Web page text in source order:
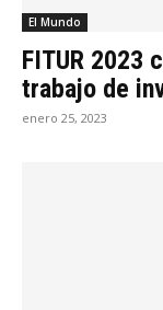
El Mundo
FITUR 2023
trabajo de
enero 25, 2023